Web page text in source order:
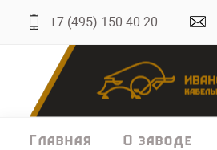
+7 (495) 150-40-20
Главная О заводе